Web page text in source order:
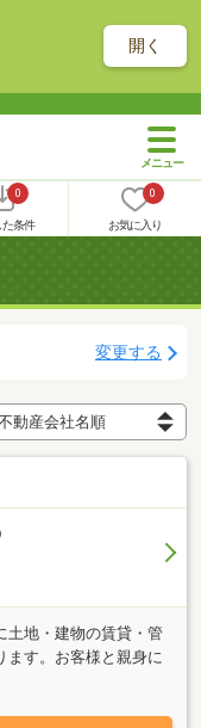
開く
0
条件
0
お気に入り
変更する
土地・建物の賃貸・管
ます。お客様と親身に
のお客様にご利用頂